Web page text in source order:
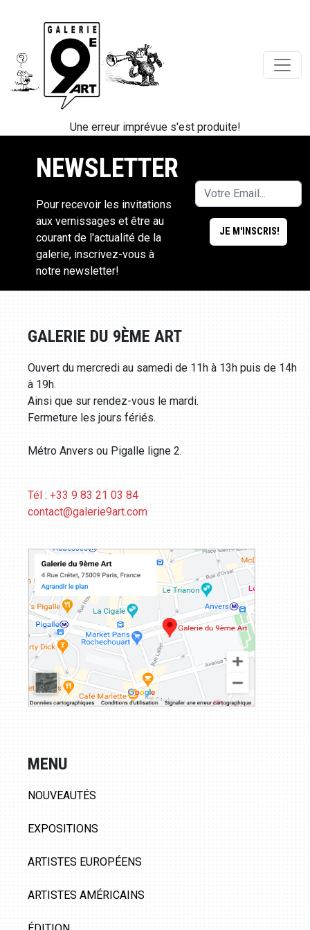
Une erreur imprévue s'est produite!
NEWSLETTER
Pour recevoir les invitations
aux vernissages et être au
courant de l'actualité de la
galerie, inscrivez-vous à
notre newsletter!
GALERIE DU 9ÈME ART
Ouvert du mercredi au samedi de 11h à 13h puis de 14h
à 19h.
Ainsi que sur rendez-vous le mardi.
Fermeture les jours fériés.
Métro Anvers ou Pigalle ligne 2.
Tél : +33 9 83 21 03 84
contact@galerie9art.com
MENU
NOUVEAUTÉS
EXPOSITIONS
ARTISTES EUROPÉENS
ARTISTES AMÉRICAINS